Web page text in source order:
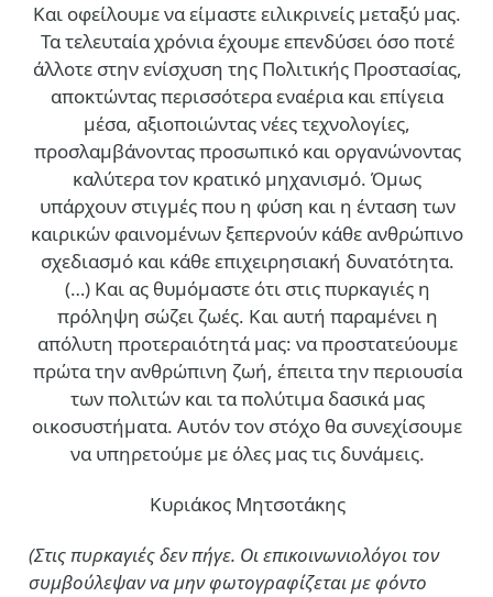
Και οφείλουμε να είμαστε ειλικρινείς μεταξύ μας.
Τα τελευταία χρόνια έχουμε επενδύσει όσο ποτέ
άλλοτε στην ενίσχυση της Πολιτικής Προστασίας,
αποκτώντας περισσότερα εναέρια και επίγεια
μέσα, αξιοποιώντας νέες τεχνολογίες,
προσλαμβάνοντας προσωπικό και οργανώνοντας
καλύτερα τον κρατικό μηχανισμό. Όμως
υπάρχουν στιγμές που η φύση και η ένταση των
καιρικών φαινομένων ξεπερνούν κάθε ανθρώπινο
σχεδιασμό και κάθε επιχειρησιακή δυνατότητα.
(…) Και ας θυμόμαστε ότι στις πυρκαγιές η
πρόληψη σώζει ζωές. Και αυτή παραμένει η
απόλυτη προτεραιότητά μας: να προστατεύουμε
πρώτα την ανθρώπινη ζωή, έπειτα την περιουσία
των πολιτών και τα πολύτιμα δασικά μας
οικοσυστήματα. Αυτόν τον στόχο θα συνεχίσουμε
να υπηρετούμε με όλες μας τις δυνάμεις.
Κυριάκος Μητσοτάκης
(Στις πυρκαγιές δεν πήγε. Οι επικοινωνιολόγοι τον
συμβούλεψαν να μην φωτογραφίζεται με φόντο